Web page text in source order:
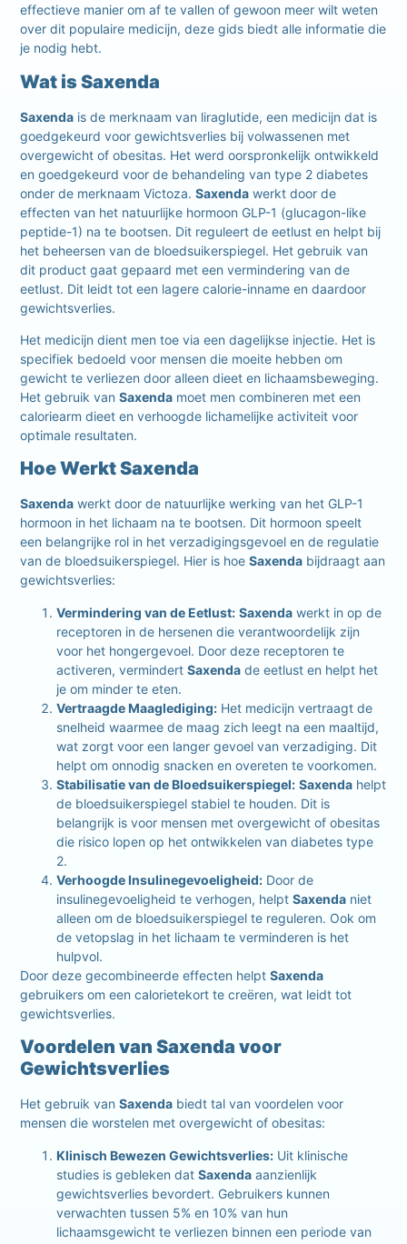
effectieve manier om af te vallen of gewoon meer wilt weten
over dit populaire medicijn, deze gids biedt alle informatie die
je nodig hebt.
Wat is Saxenda
Saxenda is de merknaam van liraglutide, een medicijn dat is
goedgekeurd voor gewichtsverlies bij volwassenen met
overgewicht of obesitas. Het werd oorspronkelijk ontwikkeld
en goedgekeurd voor de behandeling van type 2 diabetes
onder de merknaam Victoza.Saxenda werkt door de
effecten van het natuurlijke hormoon GLP-1 (glucagon-like
peptide-1) na te bootsen. Dit reguleert de eetlust en helpt bij
het beheersen van de bloedsuikerspiegel. Het gebruik van
dit product gaat gepaard met een vermindering van de
eetlust. Dit leidt tot een lagere calorie-inname en daardoor
gewichtsverlies.
Het medicijn dient men toe via een dagelijkse injectie. Het is
specifiek bedoeld voor mensen die moeite hebben om
gewicht te verliezen door alleen dieet en lichaamsbeweging.
Het gebruik vanSaxenda moet men combineren met een
caloriearm dieet en verhoogde lichamelijke activiteit voor
optimale resultaten.
Hoe Werkt Saxenda
Saxenda werkt door de natuurlijke werking van het GLP-1
hormoon in het lichaam na te bootsen. Dit hormoon speelt
een belangrijke rol in het verzadigingsgevoel en de regulatie
van de bloedsuikerspiegel. Hier is hoeSaxenda bijdraagt aan
gewichtsverlies:
Vermindering van de Eetlust: Saxenda werkt in op de
receptoren in de hersenen die verantwoordelijk zijn
voor het hongergevoel. Door deze receptoren te
activeren, vermindertSaxenda de eetlust en helpt het
je om minder te eten.
Vertraagde Maaglediging: Het medicijn vertraagt de
snelheid waarmee de maag zich leegt na een maaltijd,
wat zorgt voor een langer gevoel van verzadiging. Dit
helpt om onnodig snacken en overeten te voorkomen.
Stabilisatie van de Bloedsuikerspiegel: Saxenda helpt
de bloedsuikerspiegel stabiel te houden. Dit is
belangrijk is voor mensen met overgewicht of obesitas
die risico lopen op het ontwikkelen van diabetes type
2.
Verhoogde Insulinegevoeligheid: Door de
insulinegevoeligheid te verhogen, helptSaxenda niet
alleen om de bloedsuikerspiegel te reguleren. Ook om
de vetopslag in het lichaam te verminderen is het
hulpvol.
Door deze gecombineerde effecten helptSaxenda
gebruikers om een calorietekort te creëren, wat leidt tot
gewichtsverlies.
Voordelen van Saxenda voor
Gewichtsverlies
Het gebruik vanSaxenda biedt tal van voordelen voor
mensen die worstelen met overgewicht of obesitas:
Klinisch Bewezen Gewichtsverlies: Uit klinische
studies is gebleken datSaxenda aanzienlijk
gewichtsverlies bevordert. Gebruikers kunnen
verwachten tussen 5% en 10% van hun
lichaamsgewicht te verliezen binnen een periode van